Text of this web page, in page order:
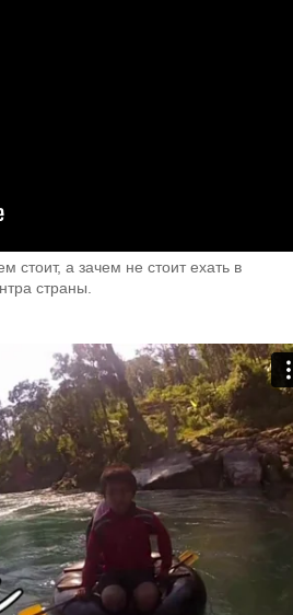
стоит, а зачем не стоит ехать в
страны.